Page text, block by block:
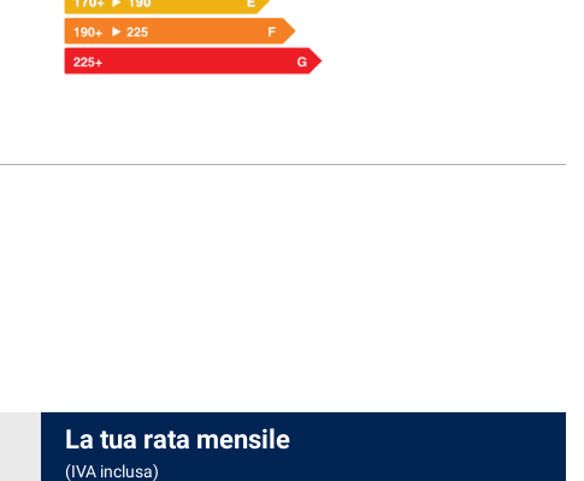
La tua rata mensile
(IVA inclusa)